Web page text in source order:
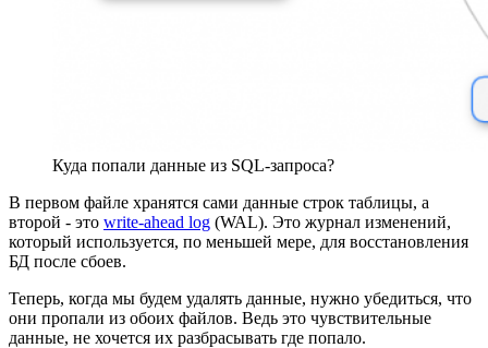
Куда попали данные из SQL-запроса?
В первом файле хранятся сами данные строк таблицы, а
второй - это write-ahead log (WAL). Это журнал изменений,
который используется, по меньшей мере, для восстановления
БД после сбоев.
Теперь, когда мы будем удалять данные, нужно убедиться, что
они пропали из обоих файлов. Ведь это чувствительные
данные, не хочется их разбрасывать где попало.